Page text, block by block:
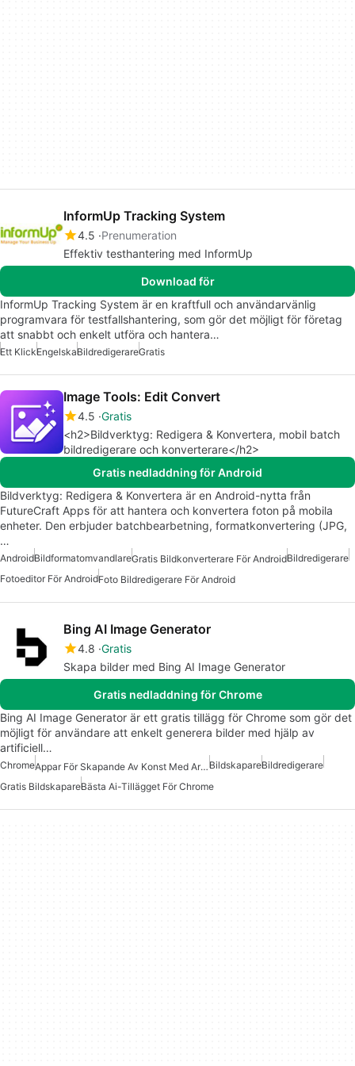
InformUp Tracking System
4.5 Prenumeration
Effektiv testhantering med InformUp
Download för
InformUp Tracking System är en kraftfull och användarvänlig
programvara för testfallshantering, som gör det möjligt för företag
att snabbt och enkelt utföra och hantera…
Ett KlickEngelskaBildredigerareGratis
Image Tools: Edit Convert
4.5 Gratis
<h2>Bildverktyg: Redigera & Konvertera, mobil batch
bildredigerare och konverterare</h2>
Gratis nedladdning för Android
Bildverktyg: Redigera & Konvertera är en Android-nytta från
FutureCraft Apps för att hantera och konvertera foton på mobila
enheter. Den erbjuder batchbearbetning, formatkonvertering (JPG,
…
AndroidBildformatomvandlareGratis Bildkonverterare För AndroidBildredigerare
Fotoeditor För AndroidFoto Bildredigerare För Android
Bing AI Image Generator
4.8 Gratis
Skapa bilder med Bing AI Image Generator
Gratis nedladdning för Chrome
Bing AI Image Generator är ett gratis tillägg för Chrome som gör det
möjligt för användare att enkelt generera bilder med hjälp av
artificiell…
Chrome Appar För Skapande Av Konst Med Artificiell IntelligensBildskapareBildredigerare
Gratis BildskapareBästa Ai-Tillägget För Chrome